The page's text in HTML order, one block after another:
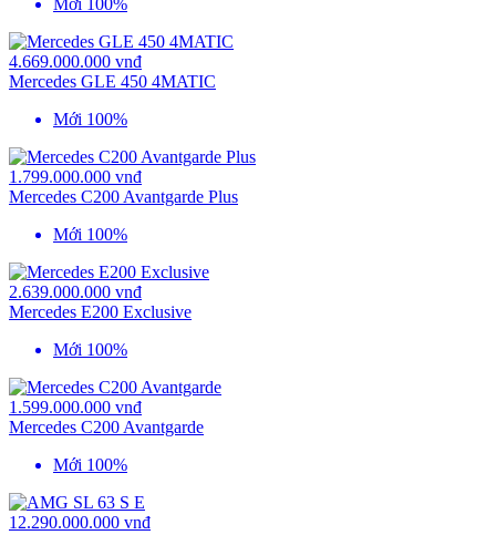
Mới 100%
4.669.000.000 vnđ
Mercedes GLE 450 4MATIC
Mới 100%
1.799.000.000 vnđ
Mercedes C200 Avantgarde Plus
Mới 100%
2.639.000.000 vnđ
Mercedes E200 Exclusive
Mới 100%
1.599.000.000 vnđ
Mercedes C200 Avantgarde
Mới 100%
12.290.000.000 vnđ